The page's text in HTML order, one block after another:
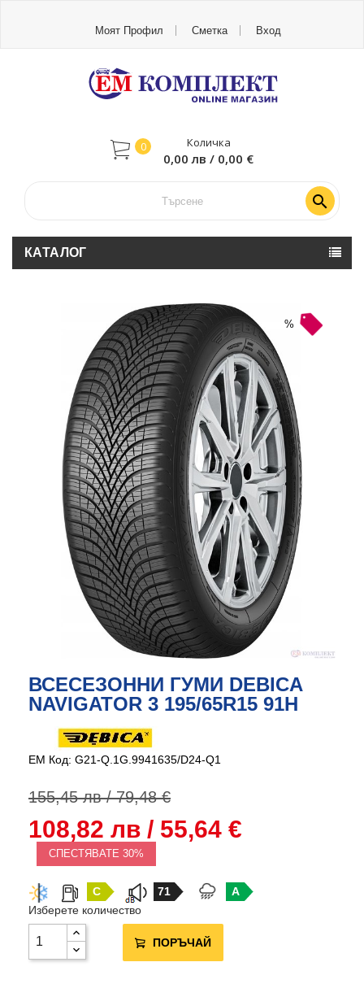
Моят Профил Сметка Вход
Количка
0
0,00 лв / 0,00 €

КАТАЛОГ
%
ВСЕСЕЗОННИ ГУМИ DEBICA
NAVIGATOR 3 195/65R15 91H
EM Код: G21-Q.1G.9941635/D24-Q1
155,45 лв / 79,48 €
108,82 лв / 55,64 €
СПЕСТЯВАТЕ 30%
C 71
A
Изберете количество
ПОРЪЧАЙ